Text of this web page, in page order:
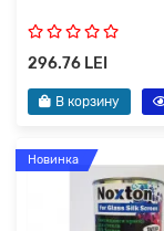
296.76 LEI
В корзину
Новинка